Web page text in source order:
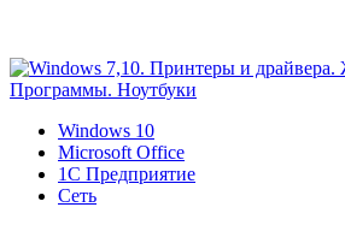
Windows 10
Microsoft Office
1C Предприятие
Сеть